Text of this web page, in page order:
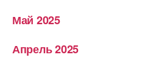
Май 2025
Апрель 2025